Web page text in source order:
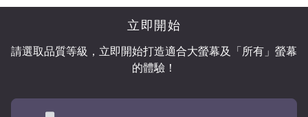
立即開始
請選取品質等級，立即開始打造適合大螢幕及「所有」 螢幕
的體驗！